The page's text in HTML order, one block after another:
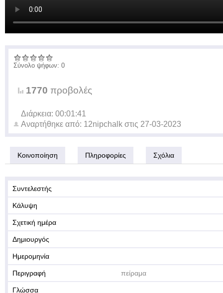
Σύνολο ψήφων: 0
1770 προβολές
Διάρκεια: 00:01:41
Αναρτήθηκε από: 12nipchalk στις 27-03-2023
Κοινοποίηση Πληροφορίες Σχόλια
Συντελεστής
Κάλυψη
Σχετική ημέρα
Δημιουργός
Ημερομηνία
Περιγραφή πείραμα
Γλώσσα